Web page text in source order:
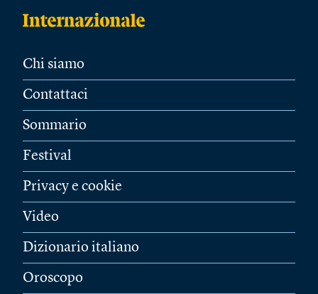
Chi siamo
Contattaci
Sommario
Festival
Privacy e cookie
Video
Dizionario italiano
Oroscopo